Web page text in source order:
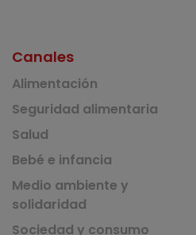
Canales
Alimentación
Seguridad alimentaria
Salud
Bebé e infancia
Medio ambiente y
solidaridad
Sociedad y consumo